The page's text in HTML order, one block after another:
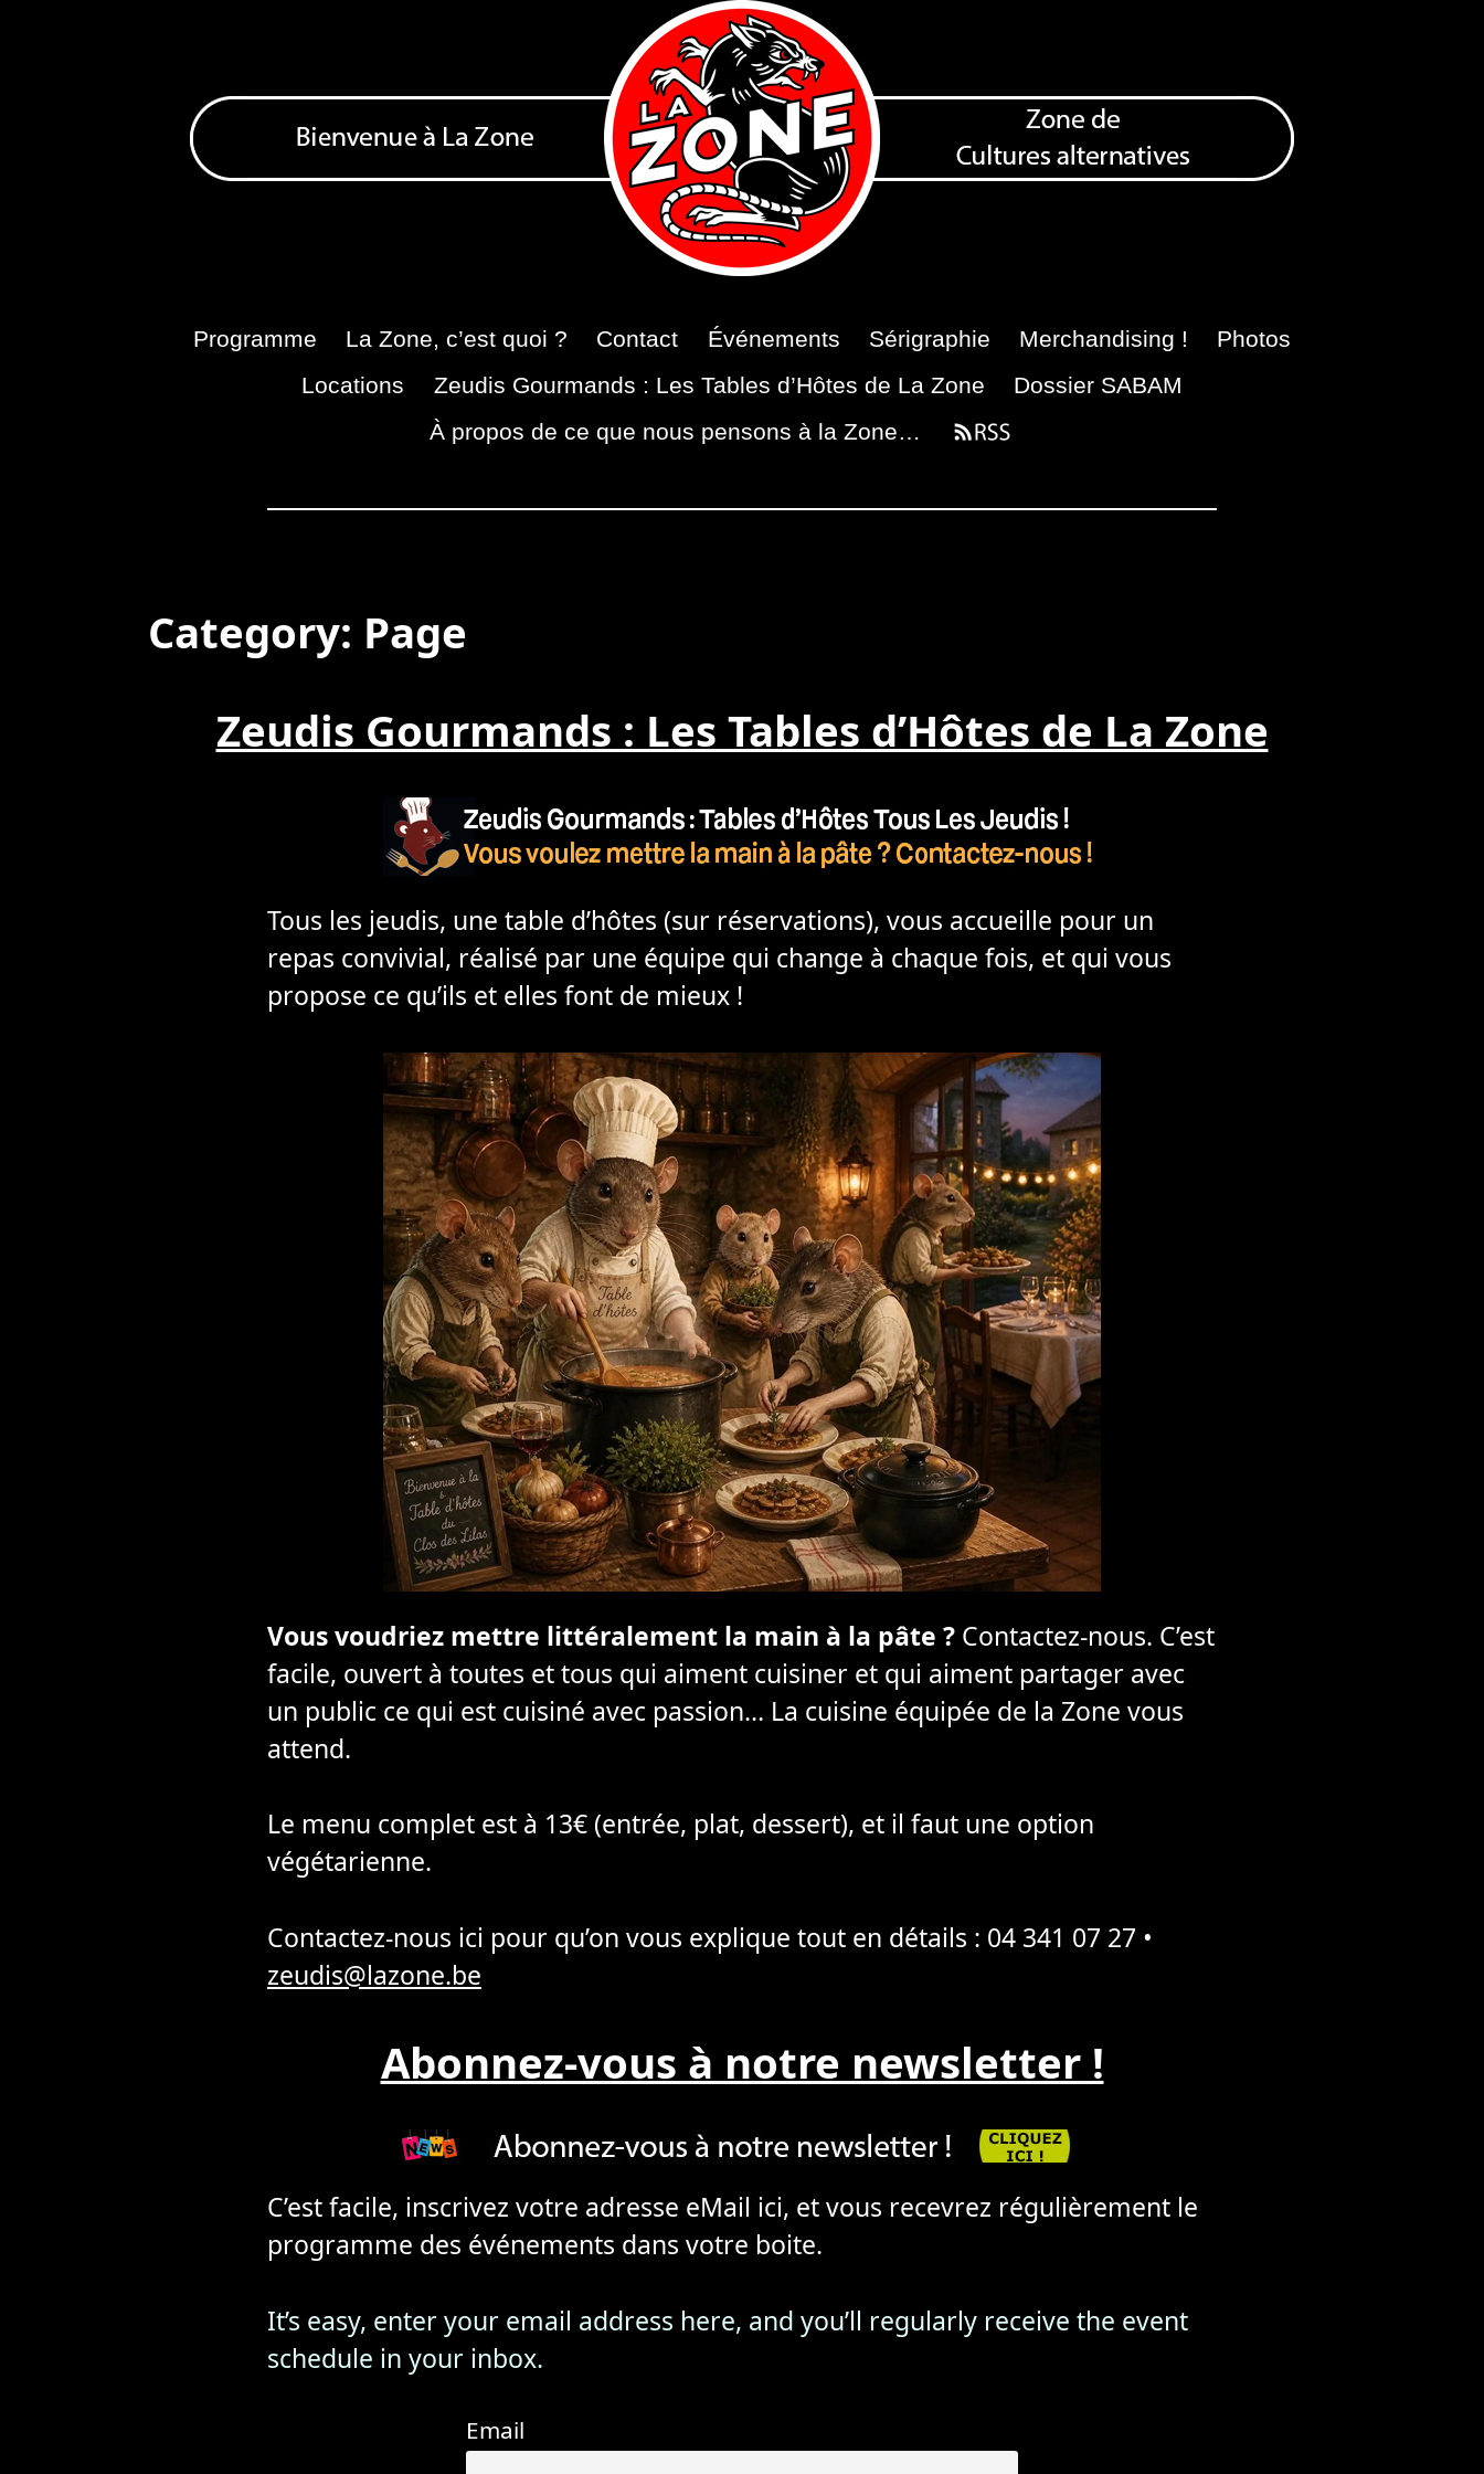
Programme La Zone, c’est quoi ? Contact Événements Sérigraphie Merchandising !
Photos
Locations
Zeudis Gourmands : Les Tables d’Hôtes de La Zone
Dossier SABAM
À propos de ce que nous pensons à la Zone…
Category: Page
Zeudis Gourmands : Les Tables d’Hôtes de La Zone
Tous les jeudis, une table d’hôtes (sur réservations), vous accueille pour un
repas convivial, réalisé par une équipe qui change à chaque fois, et qui vous
propose ce qu’ils et elles font de mieux !
Vous voudriez mettre littéralement la main à la pâte ?Contactez-nous. C’est
facile, ouvert à toutes et tous qui aiment cuisiner et qui aiment partager avec
un public ce qui est cuisiné avec passion… La cuisine équipée de la Zone vous
attend.
Le menu complet est à 13€ (entrée, plat, dessert), et il faut une option
végétarienne.
Contactez-nous ici pour qu’on vous explique tout en détails : 04 341 07 27 •
zeudis@lazone.be
Abonnez-vous à notre newsletter !
C’est facile, inscrivez votre adresse eMail ici, et vous recevrez régulièrement le
programme des événements dans votre boite.
It’s easy, enter your email address here, and you’ll regularly receive the event
schedule in your inbox.
Email